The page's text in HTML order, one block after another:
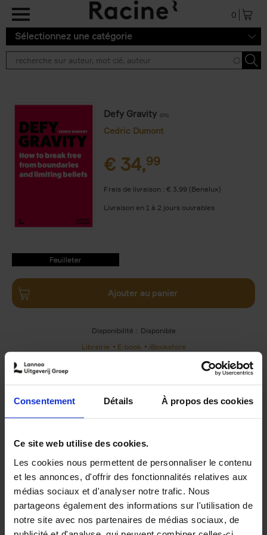
Consentement Détails À propos des cookies
Ce site web utilise des cookies.
Les cookies nous permettent de personnaliser le contenu
et les annonces, d'offrir des fonctionnalités relatives aux
médias sociaux et d'analyser notre trafic. Nous
partageons également des informations sur l'utilisation de
notre site avec nos partenaires de médias sociaux, de
Aller au contenu principal
0
Sélectionnez une catégorie
Defy Gravity (EN)
Cedric Dumont
€ 34,99
Frais de livraison : € 3,99 (Benelux)
Livraison en 1 à 2 jours ouvrables
9789020986761.PDF
9789020986761.PDF
Ajouter au panier
Disponibilité : Disponible
Librairie
E-book iBookstore